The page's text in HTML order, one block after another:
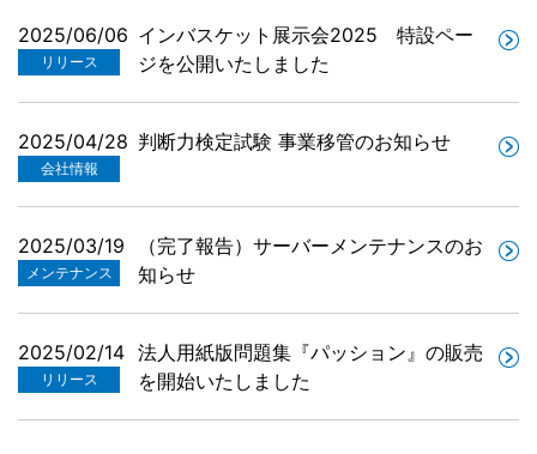
2025/06/06
リリース
インバスケット展示会2025 特設ペー
ジを公開いたしました
2025/04/28
会社情報
判断力検定試験 事業移管のお知らせ
2025/03/19
メンテナンス
（完了報告）サーバーメンテナンスのお
知らせ
2025/02/14
リリース
法人用紙版問題集『パッション』の販売
を開始いたしました